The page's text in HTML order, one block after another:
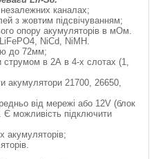
каналах;
з жовтим підсвічуванням;
опору акумуляторів в мОм.
NiCd, NiMH.
до 72мм;
в 2А в 4-х слотах (1,
акумулятори 21700, 26650,
від мережі або 12V (блок
можливість підключити
акумуляторів;